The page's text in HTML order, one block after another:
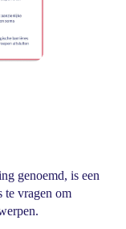
genoemd, is een
te vragen om